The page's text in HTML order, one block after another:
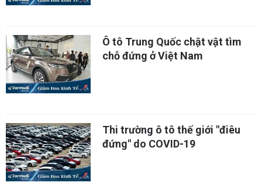
Ô tô Trung Quốc chật vật tìm
chỗ đứng ở Việt Nam
Thi trường ô tô thế giới "điêu
đứng" do COVID-19